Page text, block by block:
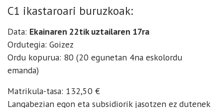
C1 ikastaroari buruzkoak:
Data: Ekainaren 22tik uztailaren 17ra
Ordutegia: Goizez
Ordu kopurua: 80 (20 egunetan 4na eskolordu
emanda)
Matrikula-tasa: 132,50 €
Langabezian egon eta subsidiorik jasotzen ez dutenek